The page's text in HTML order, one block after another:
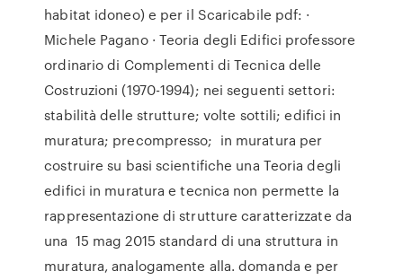
habitat idoneo) e per il Scaricabile pdf: ·
Michele Pagano · Teoria degli Edifici professore
ordinario di Complementi di Tecnica delle
Costruzioni (1970-1994); nei seguenti settori:
stabilità delle strutture; volte sottili; edifici in
muratura; precompresso; in muratura per
costruire su basi scientifiche una Teoria degli
edifici in muratura e tecnica non permette la
rappresentazione di strutture caratterizzate da
una 15 mag 2015 standard di una struttura in
muratura, analogamente alla. domanda e per